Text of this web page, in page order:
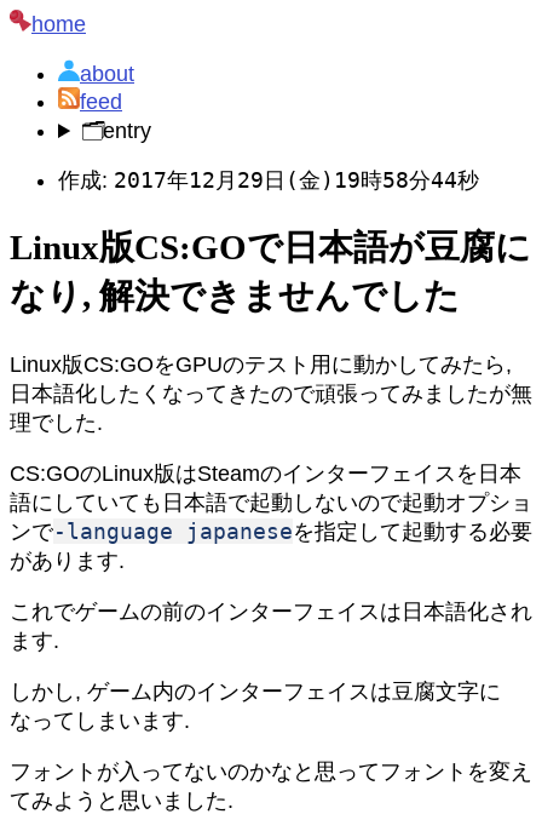
home
about
feed
🗂️entry
作成: 2017年12月29日(金)19時58分44秒
Linux版CS:GOで日本語が豆腐に
なり, 解決できませんでした
Linux版CS:GOをGPUのテスト用に動かしてみたら,
日本語化したくなってきたので頑張ってみましたが無
理でした.
CS:GOのLinux版はSteamのインターフェイスを日本
語にしていても日本語で起動しないので起動オプショ
ンで-language japaneseを指定して起動する必要
があります.
これでゲームの前のインターフェイスは日本語化され
ます.
しかし, ゲーム内のインターフェイスは豆腐文字に
なってしまいます.
フォントが入ってないのかなと思ってフォントを変え
てみようと思いました.